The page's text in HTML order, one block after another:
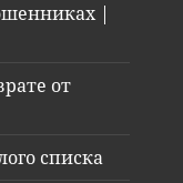
|
от
списка